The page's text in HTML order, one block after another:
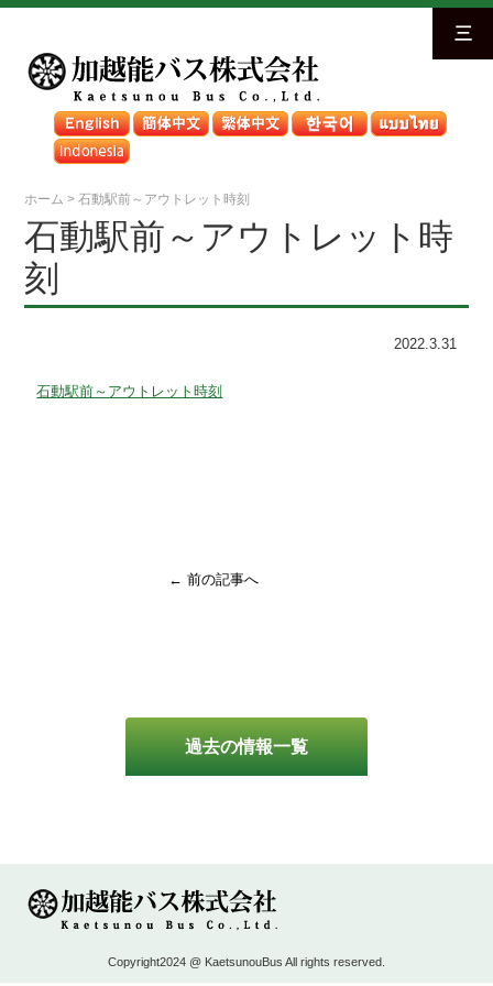
三
ホーム >石動駅前～アウトレット時刻
過去の情報一覧
石動駅前～アウトレット時
刻
2022.3.31
石動駅前～アウトレット時刻
← 前の記事へ
Copyright2024 @ KaetsunouBus All rights reserved.